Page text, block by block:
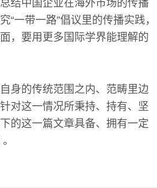
结中国企业在海外市场的传播
一带一路”倡议里的传播实践，
，要用更多国际学界能理解的
身的传统范围之内、范畴里边
对这一情况所秉持、持有、坚
的这一篇文章具备、拥有一定